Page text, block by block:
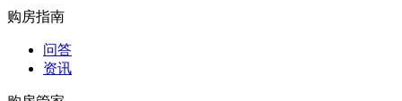
购房指南
问答
资讯